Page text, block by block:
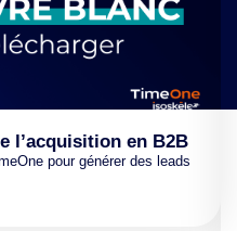
l’acquisition en B2B
pour générer des leads